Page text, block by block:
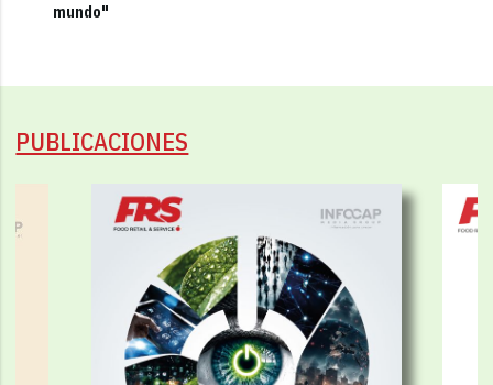
mundo"
PUBLICACIONES